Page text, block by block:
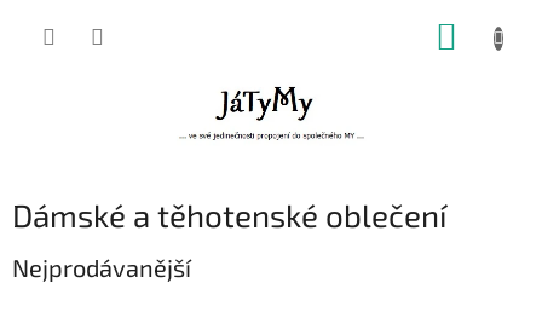
Dámské a těhotenské oblečení
Nejprodávanější